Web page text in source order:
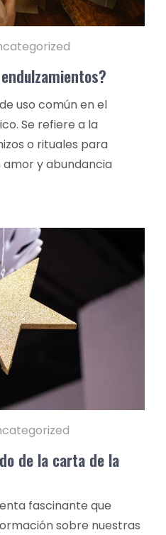
uso común en el
Se refiere a la
o rituales para
y abundancia
de la carta de la
fascinante que
sobre nuestras